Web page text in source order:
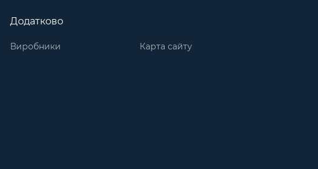
Додатково
Виробники Карта сайту